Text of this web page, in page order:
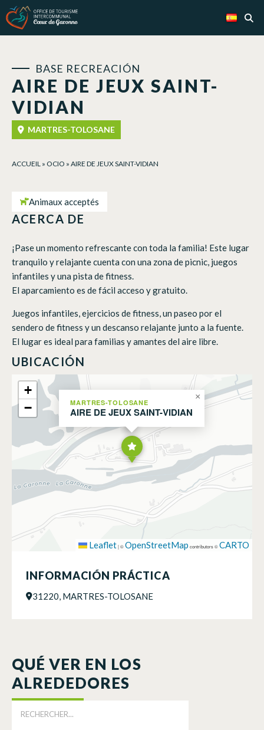
AIRE DE JEUX SAINT-
VIDIAN
BASE RECREACIÓN
MARTRES-TOLOSANE
ACCUEIL » OCIO » AIRE DE JEUX SAINT-VIDIAN
Animaux acceptés
ACERCA DE
¡Pase un momento refrescante con toda la familia! Este lugar
tranquilo y relajante cuenta con una zona de picnic, juegos
infantiles y una pista de fitness.
El aparcamiento es de fácil acceso y gratuito.
Juegos infantiles, ejercicios de fitness, un paseo por el
sendero de fitness y un descanso relajante junto a la fuente.
El lugar es ideal para familias y amantes del aire libre.
UBICACIÓN
MARTRES-TOLOSANE
AIRE DE JEUX SAINT-VIDIAN
×
+
−
Leaflet|©OpenStreetMap contributors ©CARTO
INFORMACIÓN PRÁCTICA
31220, MARTRES-TOLOSANE
QUÉ VER EN LOS
ALREDEDORES
Panel de gestión de cookies